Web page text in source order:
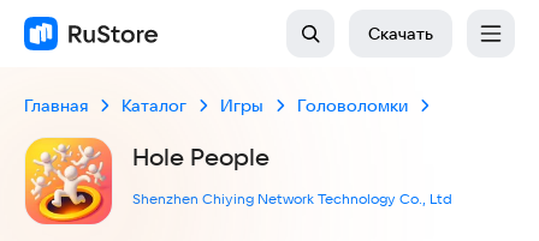
Скачать
Главная Каталог Игры Головоломки
Hole People
Shenzhen Chiying Network Technology Co., Ltd